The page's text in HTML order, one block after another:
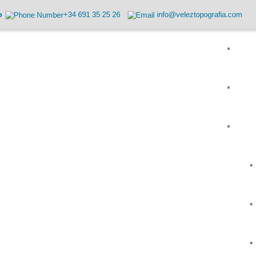
+34 691 35 25 26 info@veleztopografia.com